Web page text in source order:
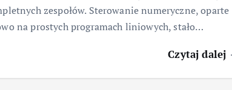
zespołów. Sterowanie numeryczne, oparte
na prostych programach liniowych, stało…
Czytaj dalej